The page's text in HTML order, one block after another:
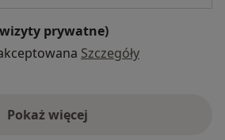
prywatne)
Szczegóły
Pokaż więcej
o adresie